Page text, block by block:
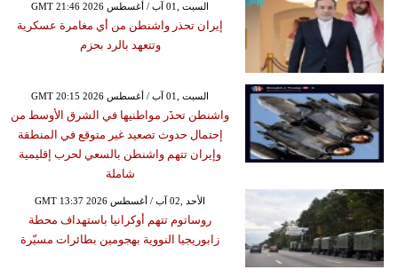
GMT 21:46 2026 السبت ,01 آب / أغسطس
إيران تحذر واشنطن من أي مغامرة عسكرية
وتتعهد بالرد بحزم
GMT 20:15 2026 السبت ,01 آب / أغسطس
واشنطن تحذَر مواطنيها في الشرق الأوسط من
إحتمال حدوث تصعيد غير متوقع في المنطقة
وإيران تتهم واشنطن بالسعي لحرب إقليمية
شاملة
GMT 13:37 2026 الأحد ,02 آب / أغسطس
روساتوم تتهم أوكرانيا باستهداف محطة
زابوريجيا النووية بهجومين بطائرات مسيّرة